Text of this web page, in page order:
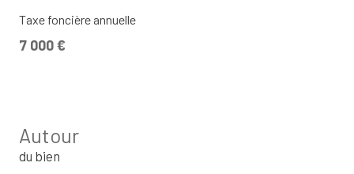
Taxe foncière annuelle
7 000 €
Autour
du bien